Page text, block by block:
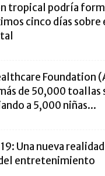
tropical podría
cinco días sobre
Foundation
de 50,000 toallas
a 5,000 niñas...
Una nueva realidad
entretenimiento